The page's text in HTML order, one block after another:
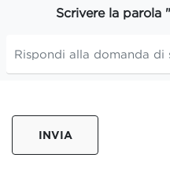
Scrivere la parola
INVIA